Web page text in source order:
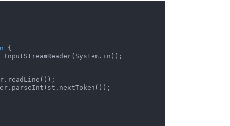
{
InputStreamReader(System.in));